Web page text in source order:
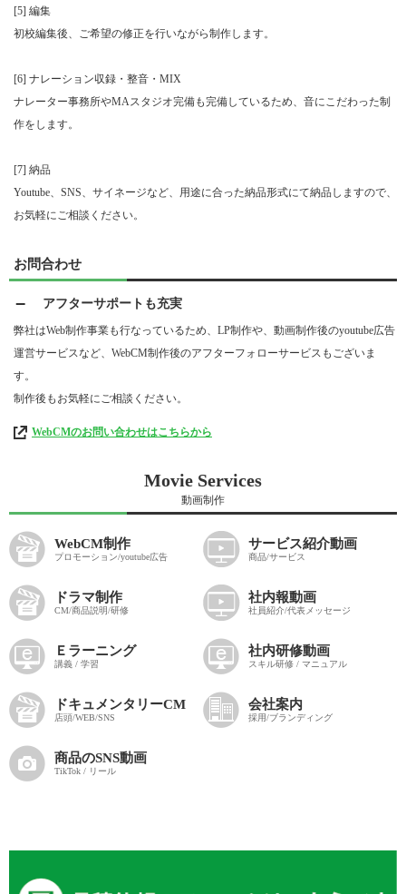
[5] 編集
初校編集後、ご希望の修正を行いながら制作します。
[6] ナレーション収録・整音・MIX
ナレーター事務所やMAスタジオ完備も完備しているため、音にこだわった制
作をします。
[7] 納品
Youtube、SNS、サイネージなど、用途に合った納品形式にて納品しますので、
お気軽にご相談ください。
お問合わせ
アフターサポートも充実
弊社はWeb制作事業も行なっているため、LP制作や、動画制作後のyoutube広告
運営サービスなど、WebCM制作後のアフターフォローサービスもございま
す。
制作後もお気軽にご相談ください。
WebCMのお問い合わせはこちらから
Movie Services
動画制作
WebCM制作
プロモーション/youtube広告
サービス紹介動画
商品/サービス
ドラマ制作
CM/商品説明/研修
社内報動画
社員紹介/代表メッセージ
Ｅラーニング
講義 / 学習
社内研修動画
スキル研修 / マニュアル
ドキュメンタリーCM
店頭/WEB/SNS
会社案内
採用/ブランディング
商品のSNS動画
TikTok / リール